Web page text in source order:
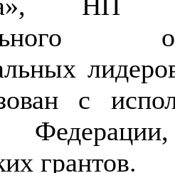
с
грантов.